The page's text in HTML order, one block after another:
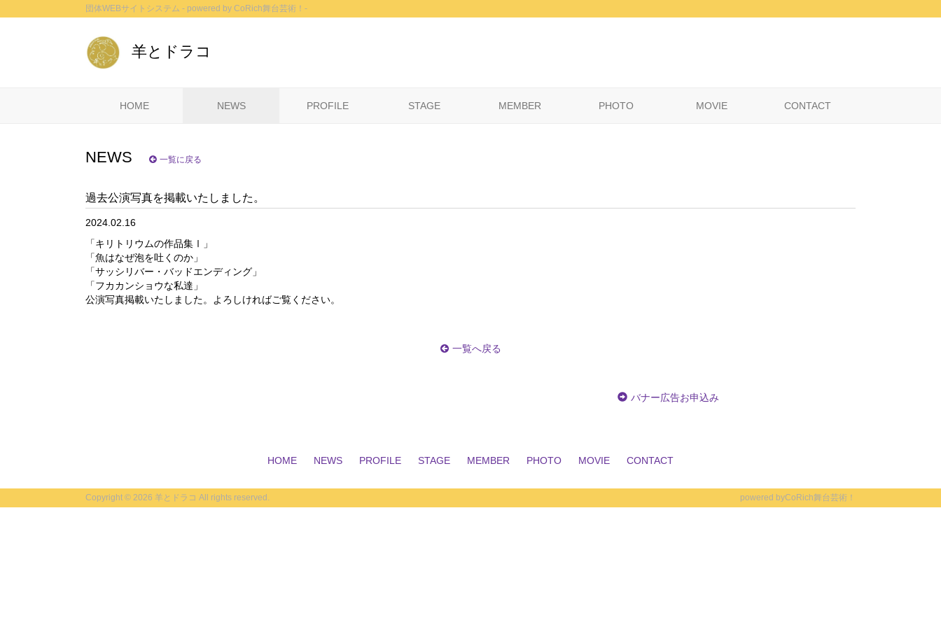
団体WEBサイトシステム - powered by CoRich舞台芸術！-
羊とドラコ
HOME NEWS PROFILE STAGE MEMBER PHOTO MOVIE CONTACT
NEWS 一覧に戻る
過去公演写真を掲載いたしました。
2024.02.16
「キリトリウムの作品集Ⅰ」
「魚はなぜ泡を吐くのか」
「サッシリバー・バッドエンディング」
「フカカンショウな私達」
公演写真掲載いたしました。よろしければご覧ください。
一覧へ戻る
バナー広告お申込み
HOME NEWS PROFILE STAGE MEMBER PHOTO MOVIE CONTACT
Copyright © 2026 羊とドラコ All rights reserved. powered byCoRich舞台芸術！